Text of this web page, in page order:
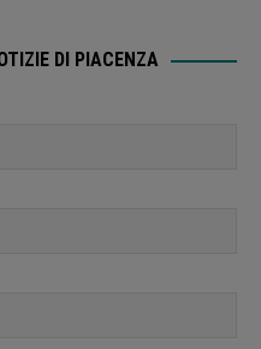
DI PIACENZA